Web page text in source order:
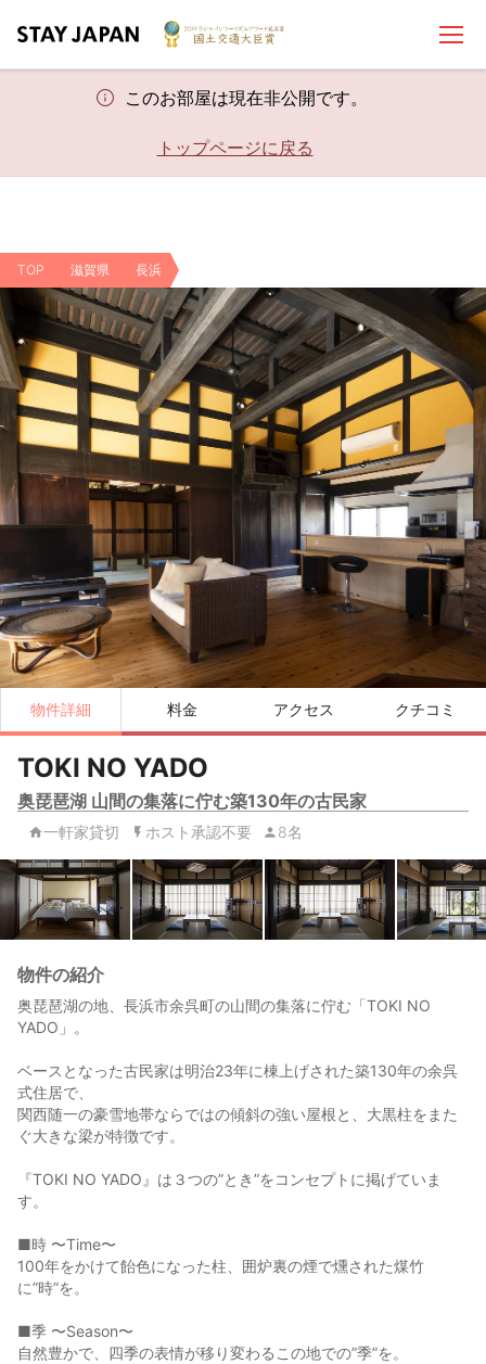
このお部屋は現在非公開です。
トップページに戻る
TOP 滋賀県 長浜
物件詳細 料金 アクセス クチコミ
TOKI NO YADO
奥琵琶湖 山間の集落に佇む築130年の古民家
一軒家貸切 ホスト承認不要 8名
物件の紹介
奥琵琶湖の地、長浜市余呉町の山間の集落に佇む「TOKI NO
YADO」。
ベースとなった古民家は明治23年に棟上げされた築130年の余呉
式住居で、
関西随一の豪雪地帯ならではの傾斜の強い屋根と、大黒柱をまた
ぐ大きな梁が特徴です。
『TOKI NO YADO』は３つの”とき”をコンセプトに掲げていま
す。
■時 〜Time〜
100年をかけて飴色になった柱、囲炉裏の煙で燻された煤竹
に”時”を。
■季 〜Season〜
自然豊かで、四季の表情が移り変わるこの地での”季”を。